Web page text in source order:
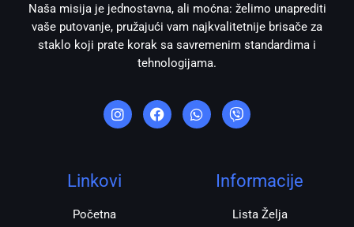
Naša misija je jednostavna, ali moćna: želimo unaprediti
vaše putovanje, pružajući vam najkvalitetnije brisače za
staklo koji prate korak sa savremenim standardima i
tehnologijama.
n
s
t
r
a
a
c
e
h
a
t
i
b
e
Linkovi
Početna
Informacije
Lista Želja